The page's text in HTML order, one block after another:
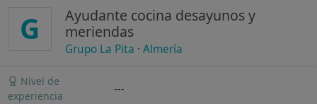
G
Ayudante cocina desayunos y
meriendas
Grupo La Pita ·Almería
Nivel de
experiencia
---